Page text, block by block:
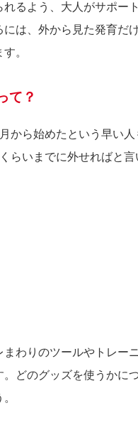
るよう、大人がサポー
は、外から見た発育だ
。
て？
から始めたという早い
らいまでに外せればと
わりのツールやトレー
どのグッズを使うかに